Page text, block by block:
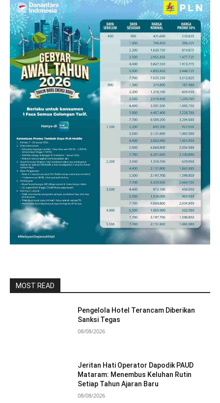
MOST READ
Pengelola Hotel Terancam Diberikan
Sanksi Tegas
08/08/2026
Jeritan Hati Operator Dapodik PAUD
Mataram: Menembus Keluhan Rutin
Setiap Tahun Ajaran Baru
08/08/2026